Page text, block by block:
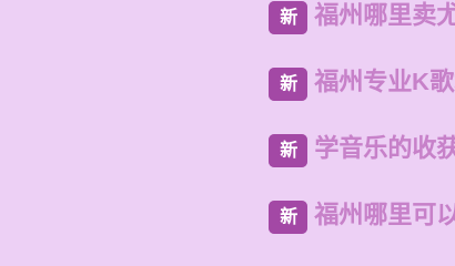
新 福州哪里卖
新 福州专业K
新 学音乐的收
新 福州哪里可